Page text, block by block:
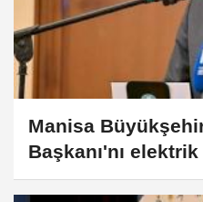
Manisa
Başkanı'nı elektrik